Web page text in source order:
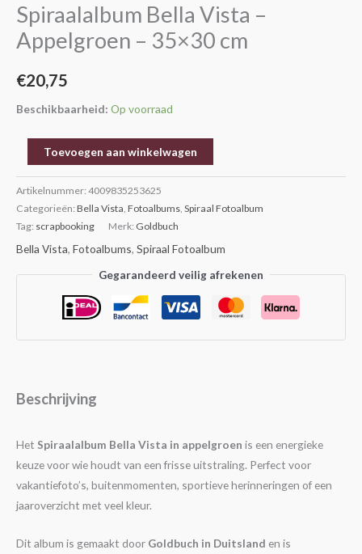
Spiraalalbum Bella Vista –
Appelgroen – 35×30 cm
€20,75
Beschikbaarheid: Op voorraad
-
35x30
aantal
Toevoegen aan winkelwagen
Artikelnummer: 4009835253625
Categorieën: Bella Vista Fotoalbums Spiraal Fotoalbum
Tag: scrapbooking Merk: Goldbuch
Bella Vista, Fotoalbums, Spiraal Fotoalbum
Gegarandeerd veilig afrekenen
Beschrijving
Het Spiraalalbum Bella Vista in appelgroen is een energieke
keuze voor wie houdt van een frisse uitstraling. Perfect voor
vakantiefoto’s, buitenmomenten, sportieve herinneringen of een
jaaroverzicht met veel kleur.
Dit album is gemaakt door Goldbuch in Duitsland en is